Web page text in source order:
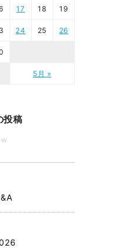
5月 »
17 18 19
24 25 26
投稿